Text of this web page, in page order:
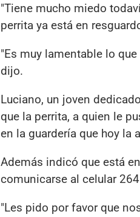
"Tiene mucho miedo
perrita ya está en
"Es muy lamentable lo
dijo.
Luciano, un joven
que la perrita, a quien le
en la guardería que hoy la
Además indicó que está
comunicarse al celular
"Les pido por favor que